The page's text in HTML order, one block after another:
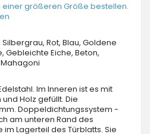
einer größeren Größe bestellen.
Rot, Blau, Goldene
Gebleichte Eiche, Beton,
Im Inneren ist es mit
Holz gefüllt. Die
Doppeldichtungssystem -
am unteren Rand des
Lagerteil des Türblatts. Sie